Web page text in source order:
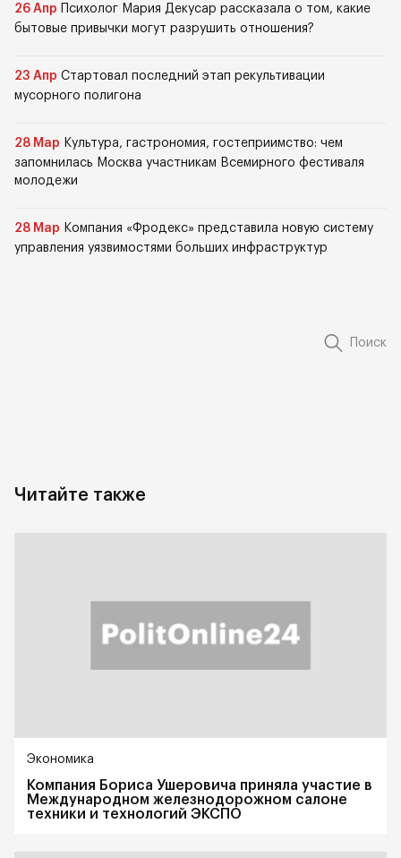
26 Апр
Психолог Мария Декусар рассказала о том, какие
бытовые привычки могут разрушить отношения?
23 Апр Стартовал последний этап рекультивации
мусорного полигона
28 Мар Культура, гастрономия, гостеприимство: чем
запомнилась Москва участникам Всемирного фестиваля
молодежи
28 Мар Компания «Фродекс» представила новую систему
управления уязвимостями больших инфраструктур
Поиск
Читайте также
Экономика
Компания Бориса Ушеровича приняла участие в
Международном железнодорожном салоне
техники и технологий ЭКСПО